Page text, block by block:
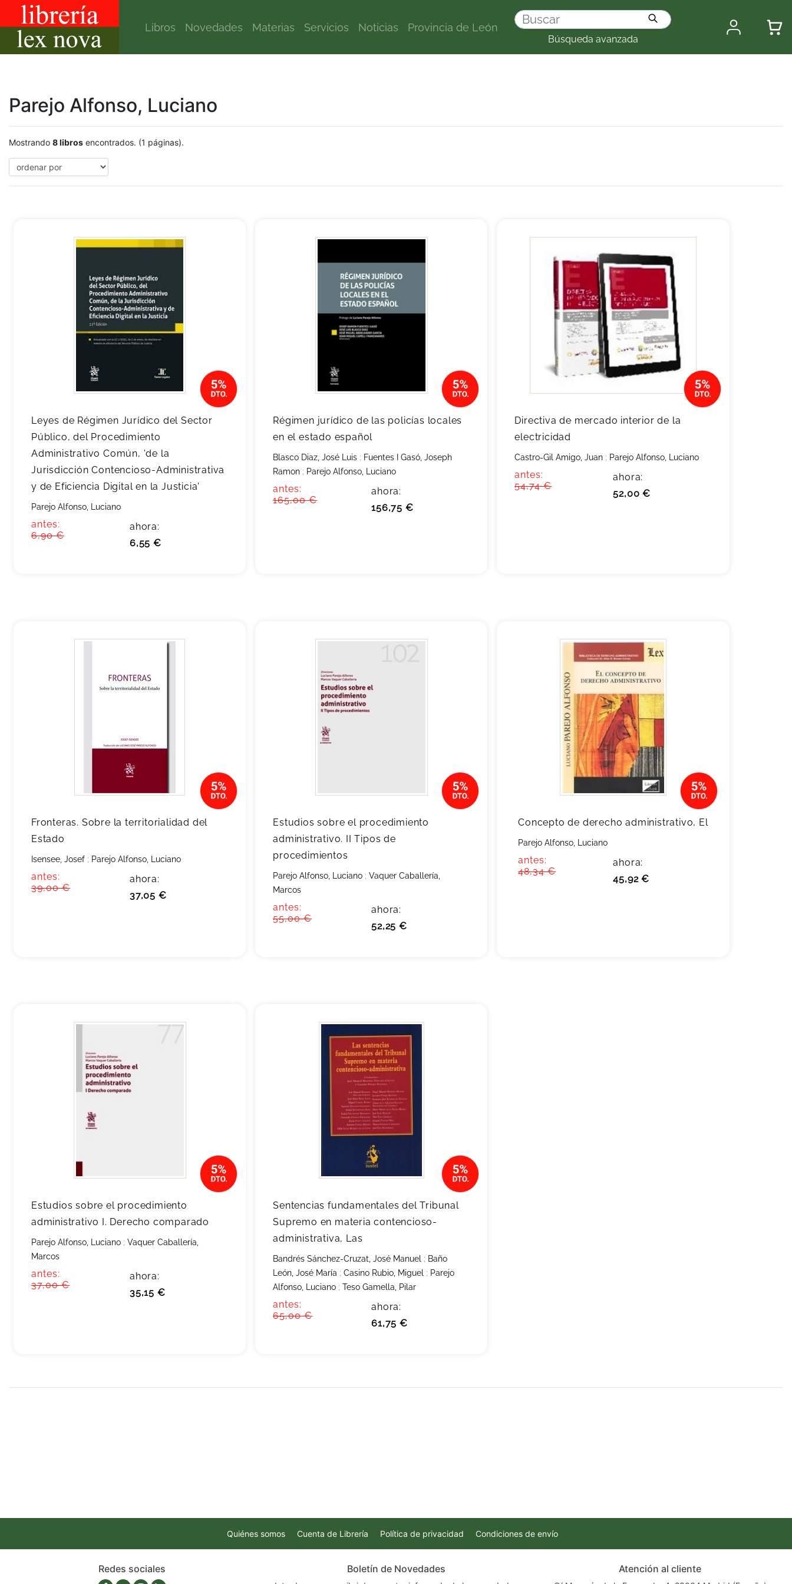
Libros Novedades Materias Servicios Noticias Provincia de León
Búsqueda avanzada
Parejo Alfonso, Luciano
Mostrando 8 libros encontrados. (1 páginas).
Leyes de Régimen Jurídico del Sector
Público, del Procedimiento
Administrativo Común, 'de la
Jurisdicción Contencioso-Administrativa
y de Eficiencia Digital en la Justicia'
Parejo Alfonso, Luciano
antes:
6,90 €
ahora:
6,55 €
Régimen jurídico de las policías locales
en el estado español
Blasco Diaz, José Luis ; Fuentes I Gasó, Joseph
Ramon ; Parejo Alfonso, Luciano
antes:
165,00 €
ahora:
156,75 €
Directiva de mercado interior de la
electricidad
Castro-Gil Amigo, Juan ; Parejo Alfonso, Luciano
antes:
54,74 €
ahora:
52,00 €
Fronteras. Sobre la territorialidad del
Estado
Isensee, Josef ; Parejo Alfonso, Luciano
antes:
39,00 €
ahora:
37,05 €
Estudios sobre el procedimiento
administrativo. II Tipos de
procedimientos
Parejo Alfonso, Luciano ;Vaquer Caballería,
Marcos
antes:
55,00 €
ahora:
52,25 €
Concepto de derecho administrativo, El
Parejo Alfonso, Luciano
antes:
48,34 €
ahora:
45,92 €
Estudios sobre el procedimiento
administrativo I. Derecho comparado
Parejo Alfonso, Luciano ; Vaquer Caballería,
Marcos
antes:
37,00 €
ahora:
35,15 €
Sentencias fundamentales del Tribunal
Supremo en materia contencioso-
administrativa, Las
Bandrés Sánchez-Cruzat, José Manuel ; Baño
León, José María ;Casino Rubio, Miguel ; Parejo
Alfonso, Luciano ;Teso Gamella, Pilar
antes:
65,00 €
ahora:
61,75 €
Quiénes somos Cuenta de Librería Política de privacidad Condiciones de envío
Redes sociales Boletín de Novedades Atención al cliente